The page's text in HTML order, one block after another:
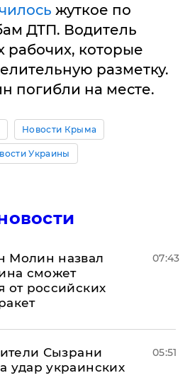
жуткое по
ДТП. Водитель
рабочих, которые
разметку.
погибли на месте.
Новости Крыма
Украины
Молин назвал
сможет
от российских
07:43
Сызрани
удар украинских
05:51